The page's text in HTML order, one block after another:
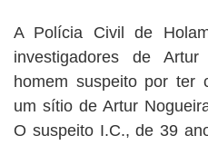
A Polícia Civil de
investigadores de
homem suspeito por ter
um sítio de Artur
O suspeito I.C., de 39